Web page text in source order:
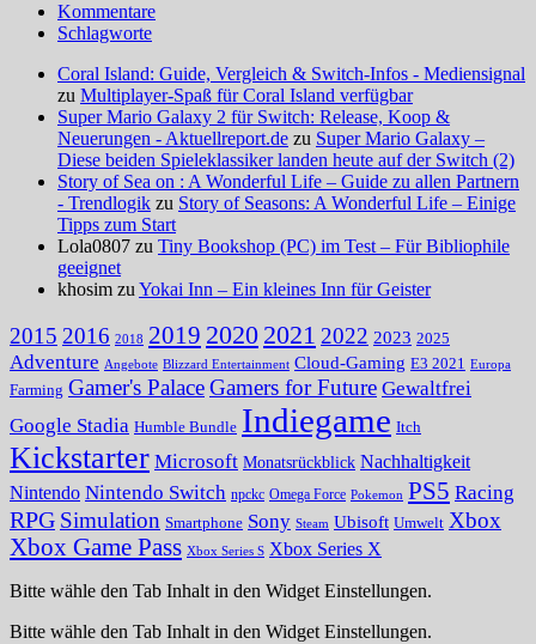
Kommentare
Schlagworte
Coral Island: Guide, Vergleich & Switch-Infos - Mediensignal
zu Multiplayer-Spaß für Coral Island verfügbar
Super Mario Galaxy 2 für Switch: Release, Koop &
Neuerungen - Aktuellreport.de zu Super Mario Galaxy –
Diese beiden Spieleklassiker landen heute auf der Switch (2)
Story of Sea on : A Wonderful Life – Guide zu allen Partnern
- Trendlogik zu Story of Seasons: A Wonderful Life – Einige
Tipps zum Start
Lola0807 zu Tiny Bookshop (PC) im Test – Für Bibliophile
geeignet
khosim zuYokai Inn – Ein kleines Inn für Geister
2015 2016 2018 2019 2020 2021 2022 2023 2025
Adventure Angebote Blizzard Entertainment Cloud-Gaming E3 2021 Europa
Farming Gamer's PalaceGamers for Future Gewaltfrei
Google Stadia Humble Bundle Indiegame Itch
Kickstarter Microsoft Monatsrückblick Nachhaltigkeit
Nintendo Nintendo Switch npckc Omega Force Pokemon PS5 Racing
RPG Simulation Smartphone Sony Steam Ubisoft Umwelt Xbox
Xbox Game Pass Xbox Series S Xbox Series X
Bitte wähle den Tab Inhalt in den Widget Einstellungen.
Bitte wähle den Tab Inhalt in den Widget Einstellungen.